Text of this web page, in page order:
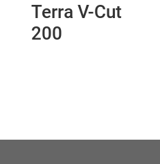
Terra V-Cut
200